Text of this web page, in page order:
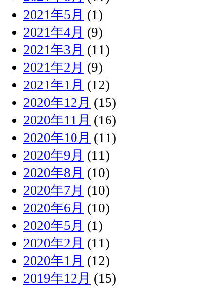
2021年5月 (1)
2021年4月 (9)
2021年3月 (11)
2021年2月 (9)
2021年1月 (12)
2020年12月 (15)
2020年11月 (16)
2020年10月 (11)
2020年9月 (11)
2020年8月 (10)
2020年7月 (10)
2020年6月 (10)
2020年5月 (1)
2020年2月 (11)
2020年1月 (12)
2019年12月 (15)